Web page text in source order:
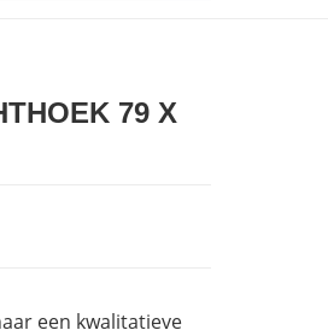
79 X
een kwalitatieve